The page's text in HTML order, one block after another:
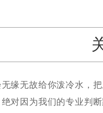
缘无故给你泼冷水，
对因为我们的专业判